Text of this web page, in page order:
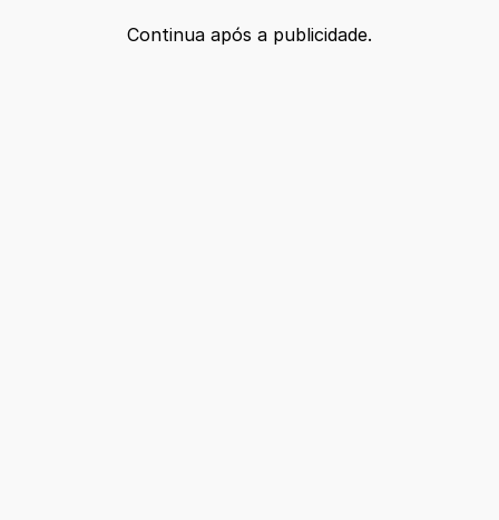
Continua após a publicidade.